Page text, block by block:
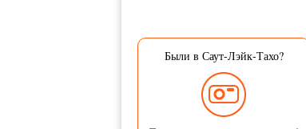
Были в Саут-Лэйк-Тахо?